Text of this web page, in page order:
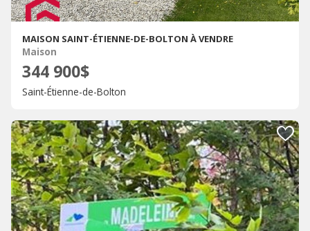
MAISON SAINT-ÉTIENNE-DE-BOLTON À VENDRE
Maison
344 900$
Saint-Étienne-de-Bolton